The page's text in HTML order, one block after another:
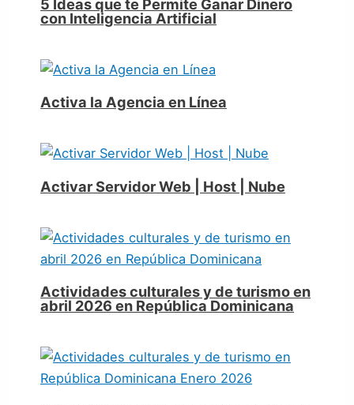
5 Ideas que te Permite Ganar Dinero
con Inteligencia Artificial
Activa la Agencia en Línea
Activar Servidor Web | Host | Nube
Actividades culturales y de turismo en
abril 2026 en República Dominicana